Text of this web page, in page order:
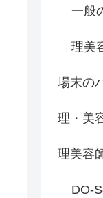
一般
理美
場末の
理・美
理美容
DO-